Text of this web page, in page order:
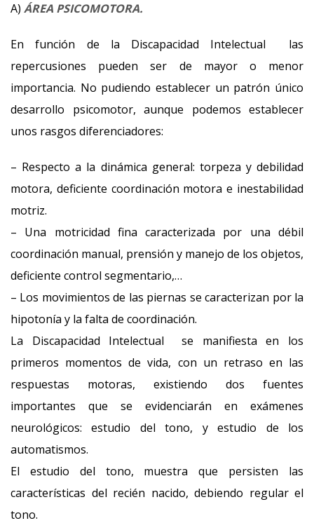
A) ÁREA PSICOMOTORA.
En función de la Discapacidad Intelectual las
repercusiones pueden ser de mayor o menor
importancia. No pudiendo establecer un patrón único
desarrollo psicomotor, aunque podemos establecer
unos rasgos diferenciadores:
– Respecto a la dinámica general: torpeza y debilidad
motora, deficiente coordinación motora e inestabilidad
motriz.
– Una motricidad fina caracterizada por una débil
coordinación manual, prensión y manejo de los objetos,
deficiente control segmentario,…
– Los movimientos de las piernas se caracterizan por la
hipotonía y la falta de coordinación.
La Discapacidad Intelectual se manifiesta en los
primeros momentos de vida, con un retraso en las
respuestas motoras, existiendo dos fuentes
importantes que se evidenciarán en exámenes
neurológicos: estudio del tono, y estudio de los
automatismos.
El estudio del tono, muestra que persisten las
características del recién nacido, debiendo regular el
tono.